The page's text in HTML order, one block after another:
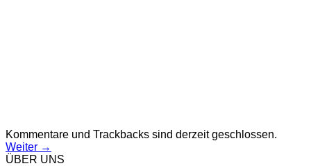
Kommentare und Trackbacks sind derzeit geschlossen.
Weiter →
ÜBER UNS